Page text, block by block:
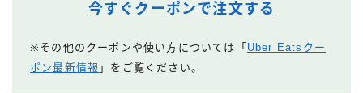
今すぐクーポンで注文する
※その他のクーポンや使い方については「 Uber Eatsクー
ポン最新情報 」をご覧ください。